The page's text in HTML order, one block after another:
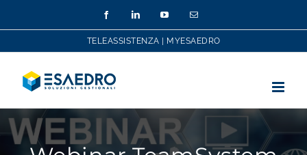
FacebookLinkedInYouTubeEmail
TELEASSISTENZA MYESAEDRO